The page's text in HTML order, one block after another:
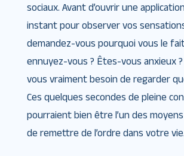
sociaux. Avant d’ouvrir une
instant pour observer vos
demandez-vous pourquoi vous le
ennuyez-vous ? Êtes-vous anxieux ?
vous vraiment besoin de regarder
Ces quelques secondes de pleine
pourraient bien être l’un des
de remettre de l’ordre dans votre vie.